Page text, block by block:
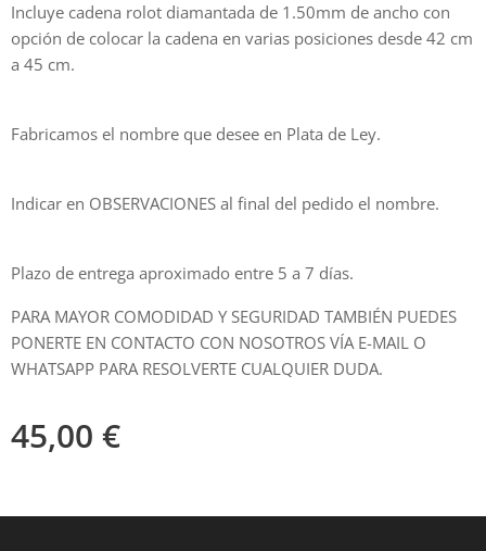
Incluye cadena rolot diamantada de 1.50mm de ancho con
opción de colocar la cadena en varias posiciones desde 42 cm
a 45 cm.
Fabricamos el nombre que desee en Plata de Ley.
Indicar en OBSERVACIONES al final del pedido el nombre.
Plazo de entrega aproximado entre 5 a 7 días.
PARA MAYOR COMODIDAD Y SEGURIDAD TAMBIÉN PUEDES
PONERTE EN CONTACTO CON NOSOTROS VÍA E-MAIL O
WHATSAPP PARA RESOLVERTE CUALQUIER DUDA.
45,00 €